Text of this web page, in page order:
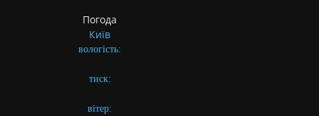
Погода
Київ
вологість:
тиск:
вітер: